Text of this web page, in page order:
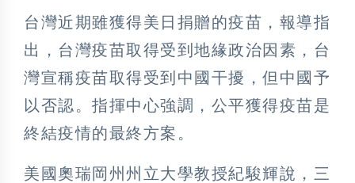
台灣近期雖獲得美日捐贈的疫苗，報導指
出，台灣疫苗取得受到地緣政治因素，台
灣宣稱疫苗取得受到中國干擾，但中國予
以否認。指揮中心強調，公平獲得疫苗是
終結疫情的最終方案。
美國奧瑞岡州州立大學教授紀駿輝說，三